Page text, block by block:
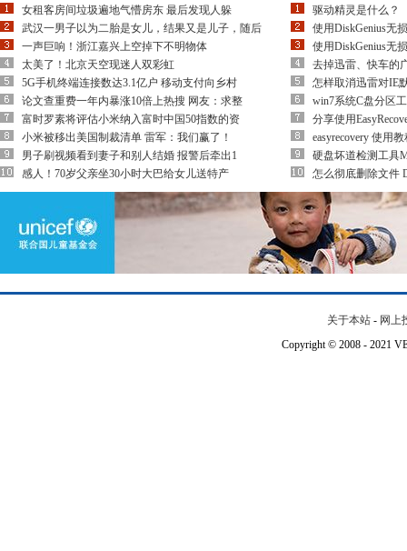
女租客房间垃圾遍地气懵房东 最后发现人躲
武汉一男子以为二胎是女儿，结果又是儿子，随后
一声巨响！浙江嘉兴上空掉下不明物体
太美了！北京天空现迷人双彩虹
5G手机终端连接数达3.1亿户 移动支付向乡村
论文查重费一年内暴涨10倍上热搜 网友：求整
富时罗素将评估小米纳入富时中国50指数的资
小米被移出美国制裁清单 雷军：我们赢了！
男子刷视频看到妻子和别人结婚 报警后牵出1
感人！70岁父亲坐30小时大巴给女儿送特产
驱动精灵是什么？
使用DiskGenius无
使用DiskGenius无
去掉迅雷、快车的
怎样取消迅雷对IE
win7系统C盘分区
分享使用
easyrecovery 使用
硬盘坏道检测工具
怎么彻底删除文件
关于本站 - 网上
Copyright © 2008 - 2021